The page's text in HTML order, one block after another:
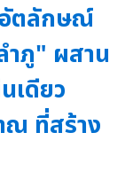
ตลักษณ์
ภู" ผสาน
เดียว
ที่สร้าง